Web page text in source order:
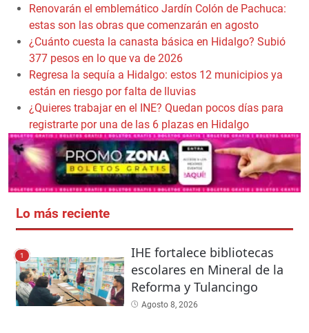
Renovarán el emblemático Jardín Colón de Pachuca:
estas son las obras que comenzarán en agosto
¿Cuánto cuesta la canasta básica en Hidalgo? Subió
377 pesos en lo que va de 2026
Regresa la sequía a Hidalgo: estos 12 municipios ya
están en riesgo por falta de lluvias
¿Quieres trabajar en el INE? Quedan pocos días para
registrarte por una de las 6 plazas en Hidalgo
Lo más reciente
1
IHE fortalece bibliotecas
escolares en Mineral de la
Reforma y Tulancingo
Agosto 8, 2026